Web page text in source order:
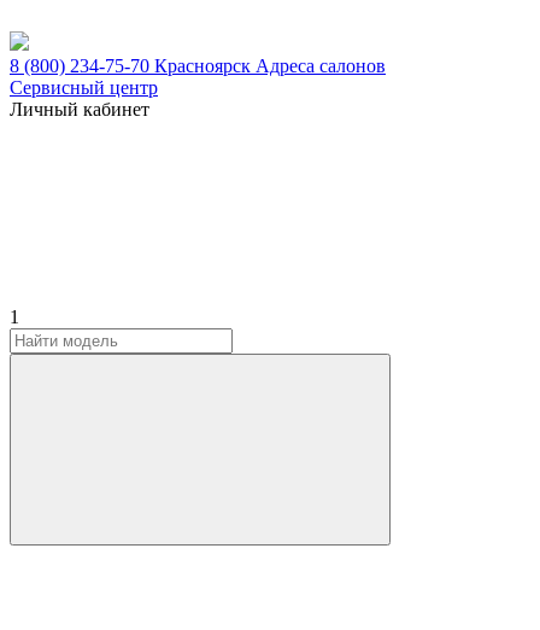
8 (800) 234-75-70 Красноярск Адреса салонов
Сервисный центр
Личный кабинет
1